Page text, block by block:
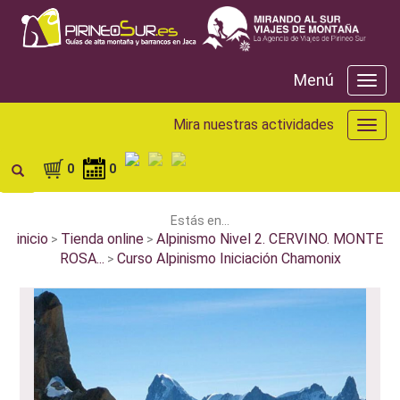
Menú
Menú
Mira
Mira nuestras actividades
0 0
Estás en...
inicio > Tienda online > Alpinismo Nivel 2. CERVINO. MONTE
ROSA... > Curso Alpinismo Iniciación Chamonix